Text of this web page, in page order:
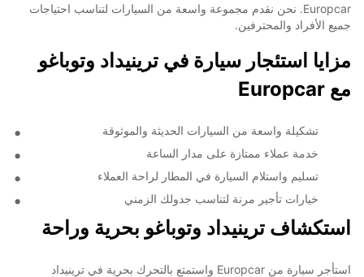
Europcar. نحن نقدم مجموعة واسعة من السيارات لتناسب احتياجات
جميع الأفراد والمحترفين.
مزايا استئجار سيارة في ترينيداد وتوباغو
مع Europcar
تشكيلة واسعة من السيارات الحديثة والموثوقة
خدمة عملاء ممتازة على مدار الساعة
تسليم واستلام السيارة في المطار لراحة العملاء
خيارات تأجير مرنة لتناسب جدولك الزمني
استكشاف ترينيداد وتوباغو بحرية وراحة
استأجر سيارة من Europcar واستمتع بالتحرك بحرية في ترينيداد